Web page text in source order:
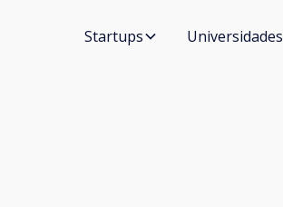
Startups Universidades